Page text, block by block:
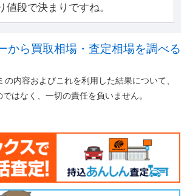
値段で決まりですね。
から買取相場・査定相場を調べる
内容およびこれを利用した結果について、
はなく、一切の責任を負いません。